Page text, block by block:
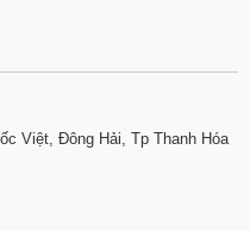
Việt, Đông Hải, Tp Thanh Hóa